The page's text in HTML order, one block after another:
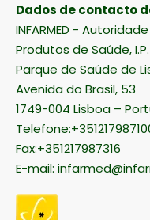
Dados de contacto
INFARMED -
Produtos de Saúde, I.P.
Parque de Saúde de
Avenida do Brasil, 53
1749-004 Lisboa –
Fax:+351217987316
E-mail: